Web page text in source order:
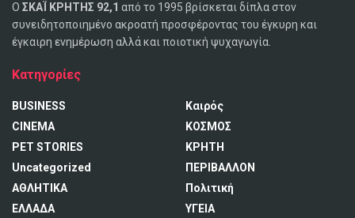
Ο ΣΚΑΪ ΚΡΗΤΗΣ 92,1 από το 1995 βρίσκεται δίπλα στον
συνειδητοποιημένο ακροατή προσφέροντας του έγκυρη και
έγκαιρη ενημέρωση αλλά και ποιοτική ψυχαγωγία.
Κατηγορίες
BUSINESS
CINEMA
PET STORIES
Uncategorized
ΑΘΛΗΤΙΚΑ
ΕΛΛΑΔΑ
Καιρός
ΚΟΣΜΟΣ
ΚΡΗΤΗ
ΠΕΡΙΒΑΛΛΟΝ
Πολιτική
ΥΓΕΙΑ